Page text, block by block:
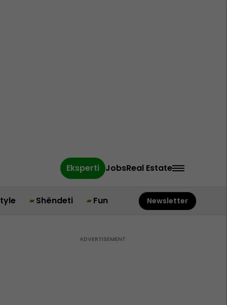
Eksperti JobsReal Estate
Shëndeti Fun Newsletter